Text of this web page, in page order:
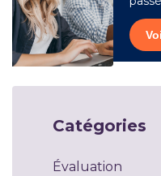
Catégories
Évaluation